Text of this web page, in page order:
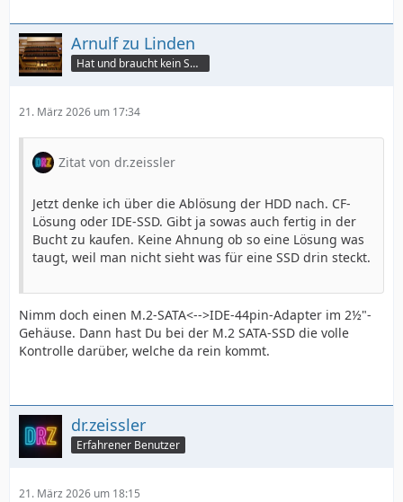
Arnulf zu Linden
Hat und braucht kein Smartphone!
21. März 2026 um 17:34
Zitat von dr.zeissler
Jetzt denke ich über die Ablösung der HDD nach. CF-
Lösung oder IDE-SSD. Gibt ja sowas auch fertig in der
Bucht zu kaufen. Keine Ahnung ob so eine Lösung was
taugt, weil man nicht sieht was für eine SSD drin steckt.
Nimm doch einen M.2-SATA<-->IDE-44pin-Adapter im 2½"-
Gehäuse. Dann hast Du bei der M.2 SATA-SSD die volle
Kontrolle darüber, welche da rein kommt.
dr.zeissler
Erfahrener Benutzer
21. März 2026 um 18:15